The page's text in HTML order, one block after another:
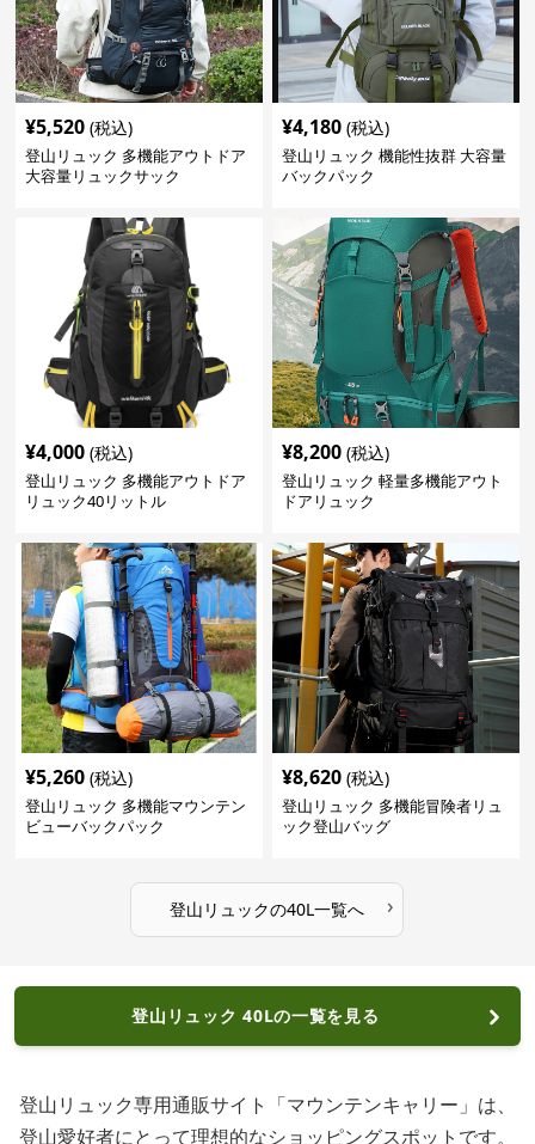
¥5,520 (税込)
登山リュック 多機能アウトドア
大容量リュックサック
¥4,180 (税込)
登山リュック 機能性抜群 大容量
バックパック
¥4,000 (税込)
登山リュック 多機能アウトドア
リュック40リットル
¥8,200 (税込)
登山リュック 軽量多機能アウト
ドアリュック
¥5,260 (税込)
登山リュック 多機能マウンテン
ビューバックパック
¥8,620 (税込)
登山リュック 多機能冒険者リュ
ック登山バッグ
登山リュックの40L一覧へ ›
登山リュック 40Lの一覧を見る
登山リュック専用通販サイト「マウンテンキャリー」は、
登山愛好者にとって理想的なショッピングスポットです。